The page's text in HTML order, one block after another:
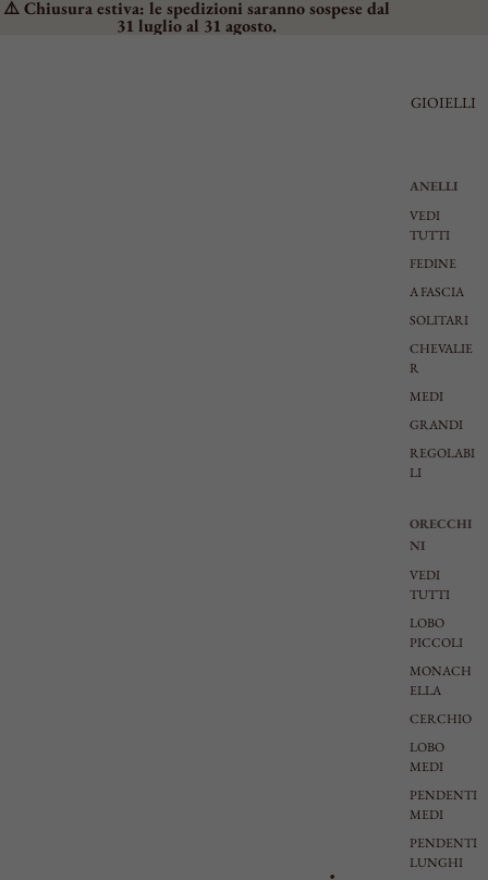
⚠️ Chiusura estiva: le spedizioni saranno sospese dal
31 luglio al 31 agosto.
GIOIELLI
ANELLI
VEDI
TUTTI
FEDINE
A FASCIA
SOLITARI
CHEVALIE
R
MEDI
GRANDI
REGOLABI
LI
ORECCHI
NI
VEDI
TUTTI
LOBO
PICCOLI
MONACH
ELLA
CERCHIO
LOBO
MEDI
PENDENTI
MEDI
PENDENTI
LUNGHI